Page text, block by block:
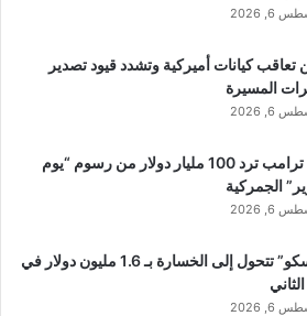
6, 2026
تعاقب كيانات أميركية وتشدد قيود تصدير
المسيرة
6, 2026
إدارة ترامب ترد 100 مليار دولار من رسوم “يوم
الجمركية
6, 2026
“ساسكو” تتحول إلى الخسارة بـ 1.6 مليون دولار في
6, 2026